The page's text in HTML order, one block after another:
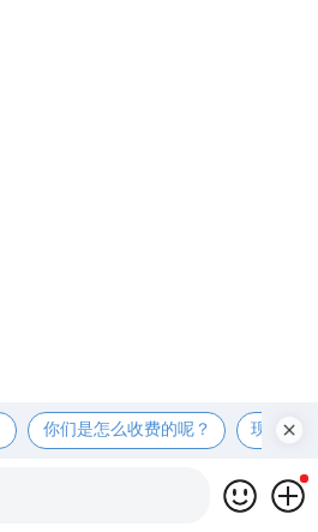
你们是怎么收费的呢？ 现在有